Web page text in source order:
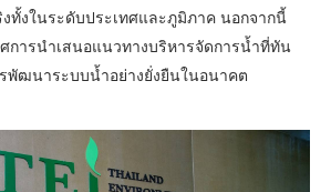
ทั้งในระดับประเทศและภูมิภาค นอกจากนี้
การนำเสนอแนวทางบริหารจัดการน้ำที่ทัน
ฒนาระบบน้ำอย่างยั่งยืนในอนาคต